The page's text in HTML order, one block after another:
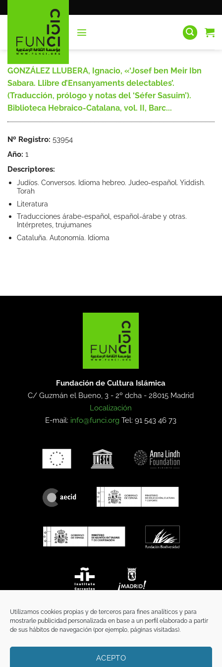
Utilizamos cookies propias y de terceros para fines analíticos y para
mostrarle publicidad personalizada en base a un perfil elaborado a partir
de sus hábitos de navegación (por ejemplo, páginas visitadas).
ACEPTO
al
GONZÁLEZ LLUBERA, Ignacio, «‘Josef ben Meir Ibn
Sabara. Llibre d’Ensanyaments delectables’.
(Traducción, prólogo y notas del ‘Séfer Sasuim’).
Biblioteca Hebraico-Catalana, vol. II, Barc...
Nº Registro: 53954
Año: 1
Descriptores:
Judíos. Conversos. Idioma hebreo. Judeo-español. Yiddish.
Torah
Literatura
Traducciones árabe-español, español-árabe y otras.
Intérpretes, trujumanes
Cataluña. Autonomía. Idioma
Fundación de Cultura Islámica
C/ Guzmán el Bueno, 3 - 2º dcha -28015 Madrid
Localización
E-mail: info@funci.org Tel: 91 543 46 73